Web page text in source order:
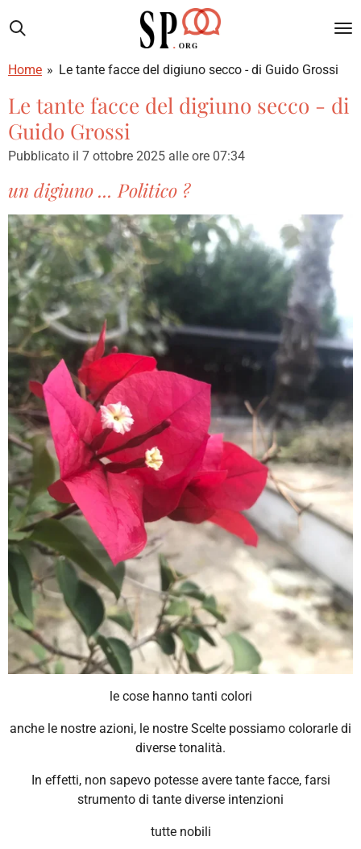
al
principale
Home » Le tante facce del digiuno secco - di Guido Grossi
Le tante facce del digiuno secco - di
Guido Grossi
Pubblicato il 7 ottobre 2025 alle ore 07:34
un digiuno ... Politico ?
le cose hanno tanti colori
anche le nostre azioni, le nostre Scelte possiamo colorarle di
diverse tonalità.
In effetti, non sapevo potesse avere tante facce, farsi
strumento di tante diverse intenzioni
tutte nobili